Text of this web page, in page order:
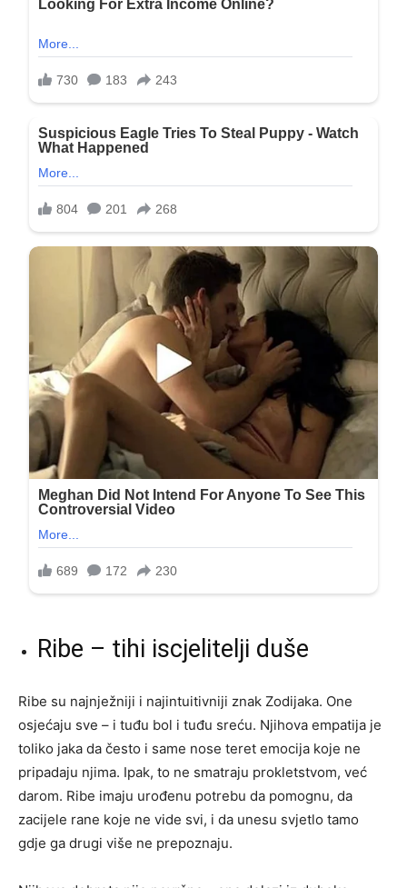
Ribe – tihi iscjelitelji duše
Ribe su najnježniji i najintuitivniji znak Zodijaka. One
osjećaju sve – i tuđu bol i tuđu sreću. Njihova empatija je
toliko jaka da često i same nose teret emocija koje ne
pripadaju njima. Ipak, to ne smatraju prokletstvom, već
darom. Ribe imaju urođenu potrebu da pomognu, da
zacijele rane koje ne vide svi, i da unesu svjetlo tamo
gdje ga drugi više ne prepoznaju.